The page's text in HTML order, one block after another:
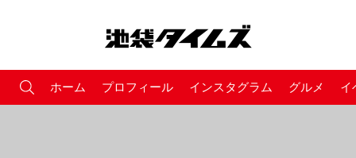
ホーム プロフィール インスタグラム グルメ イ